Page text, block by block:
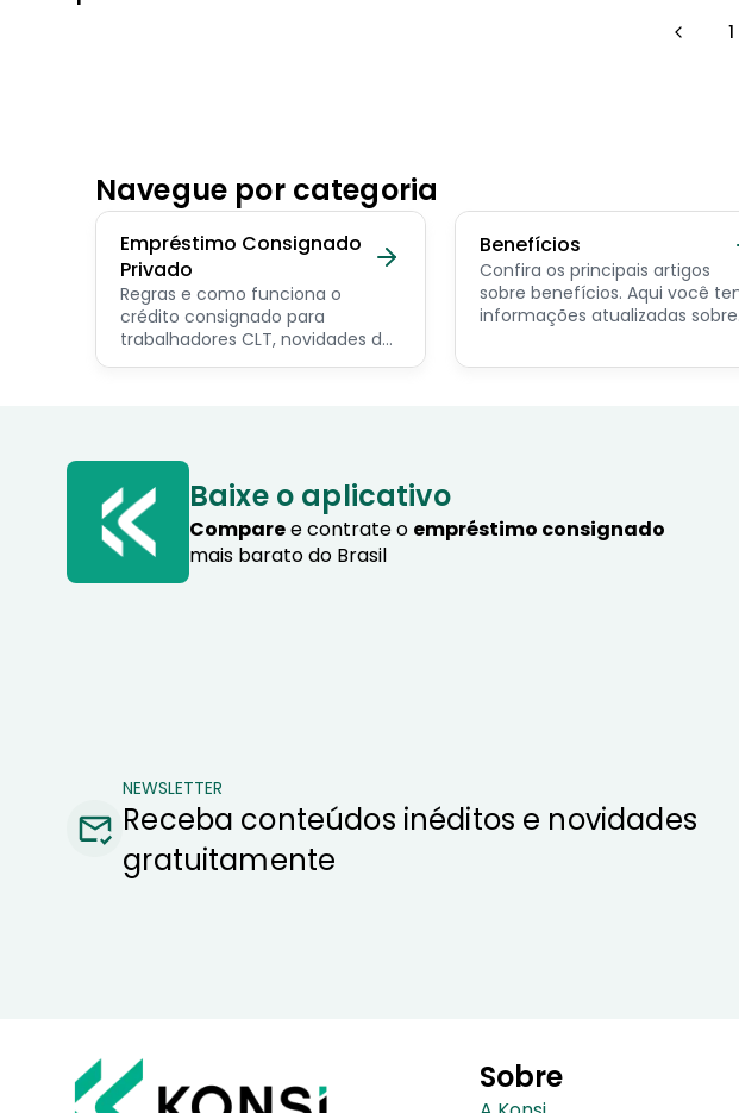
1
Navegue por categoria
Empréstimo Consignado
Privado
Regras e como funciona o
crédito consignado para
trabalhadores CLT, novidades do
programa Crédito do
Benefícios
Confira os principais artigos
sobre benefícios. Aqui você tem
informações atualizadas sobre
servidor público, aposentado,
Baixe o aplicativo
Comparee contrate o empréstimo consignado
mais barato do Brasil
NEWSLETTER
Receba conteúdos inéditos e novidades
gratuitamente
Sobre